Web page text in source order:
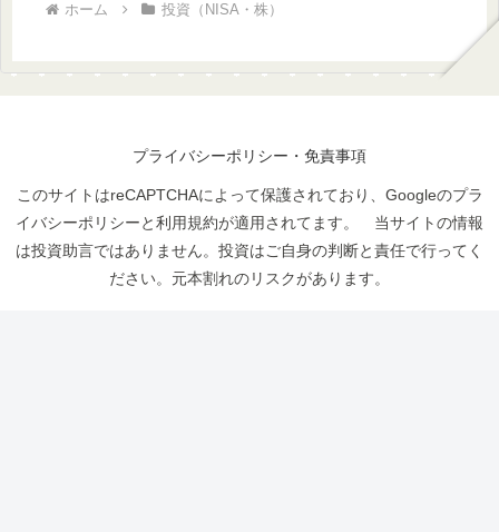
ホーム 投資（NISA・株）
プライバシーポリシー・免責事項
このサイトはreCAPTCHAによって保護されており、Googleのプラ
イバシーポリシーと利用規約が適用されてます。 当サイトの情報
は投資助言ではありません。投資はご自身の判断と責任で行ってく
ださい。元本割れのリスクがあります。